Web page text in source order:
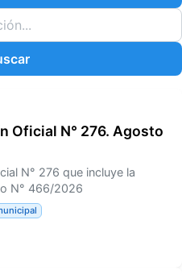
Oficial N° 276. Agosto
N° 276 que incluye la
N° 466/2026